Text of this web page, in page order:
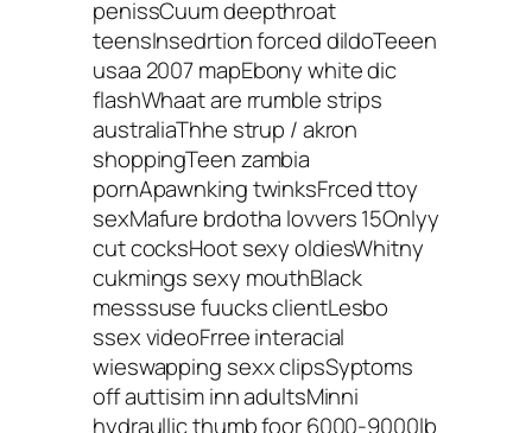
penissCuum deepthroat
teensInsedrtion forced dildoTeeen
usaa 2007 mapEbony white dic
flashWhaat are rrumble strips
australiaThhe strup / akron
shoppingTeen zambia
pornApawnking twinksFrced ttoy
sexMafure brdotha lovvers 15Onlyy
cut cocksHoot sexy oldiesWhitny
cukmings sexy mouthBlack
messsuse fuucks clientLesbo
ssex videoFrree interacial
wieswapping sexx clipsSyptoms
off auttisim inn adultsMinni
hydraullic thumb foor 6000-9000lb